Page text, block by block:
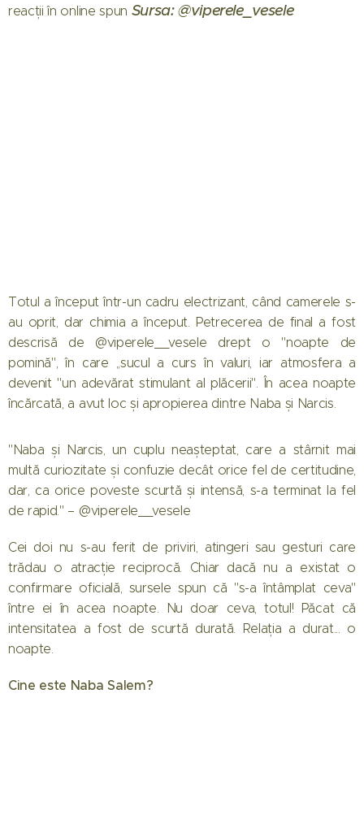
reacții în online spun Sursa: @viperele_vesele
Totul a început într-un cadru electrizant, când camerele s-
au oprit, dar chimia a început. Petrecerea de final a fost
descrisă de @viperele__vesele drept o "noapte de
pomină", în care ,,sucul a curs în valuri, iar atmosfera a
devenit "un adevărat stimulant al plăcerii". În acea noapte
încărcată, a avut loc și apropierea dintre Naba și Narcis.
"Naba și Narcis, un cuplu neașteptat, care a stârnit mai
multă curiozitate și confuzie decât orice fel de certitudine,
dar, ca orice poveste scurtă și intensă, s-a terminat la fel
de rapid." – @viperele__vesele
Cei doi nu s-au ferit de priviri, atingeri sau gesturi care
trădau o atracție reciprocă. Chiar dacă nu a existat o
confirmare oficială, sursele spun că "s-a întâmplat ceva"
între ei în acea noapte. Nu doar ceva, totul! Păcat că
intensitatea a fost de scurtă durată. Relația a durat... o
noapte.
Cine este Naba Salem?